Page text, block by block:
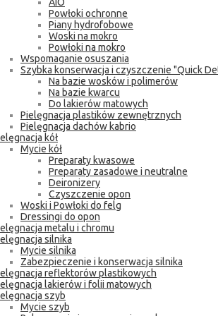
Powłoki ochronne
Piany hydrofobowe
Woski na mokro
Powłoki na mokro
Wspomaganie osuszania
Szybka konserwacja i czyszczenie "Quick
Na bazie wosków i polimerów
Na bazie kwarcu
Do lakierów matowych
Pielęgnacja plastików zewnętrznych
Pielęgnacja dachów kabrio
kół
Mycie kół
Preparaty kwasowe
Preparaty zasadowe i neutralne
Deironizery
Czyszczenie opon
Woski i Powłoki do felg
Dressingi do opon
metalu i chromu
silnika
Mycie silnika
Zabezpieczenie i konserwacja silnika
reflektorów plastikowych
lakierów i folii matowych
szyb
Mycie szyb